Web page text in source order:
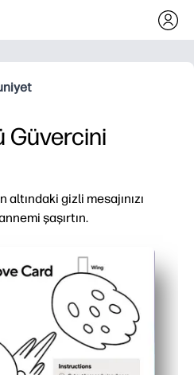
Güvercini
altındaki gizli mesajınızı
şaşırtın.
boya kalemi veya kalem ekleyin,
büyük bir açıklama için
pratiğini, el yazısını ve
- siyah beyaz tasarım